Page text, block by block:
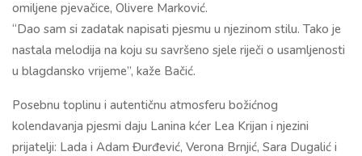
omiljene pjevačice, Olivere Marković.
“Dao sam si zadatak napisati pjesmu u njezinom stilu. Tako je
nastala melodija na koju su savršeno sjele riječi o usamljenosti
u blagdansko vrijeme”, kaže Bačić.
Posebnu toplinu i autentičnu atmosferu božićnog
kolendavanja pjesmi daju Lanina kćer Lea Krijan i njezini
prijatelji: Lada i Adam Đurđević, Verona Brnjić, Sara Dugalić i